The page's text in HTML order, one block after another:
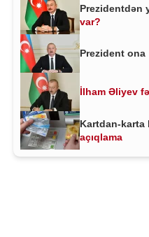
Prezidentdən
var?
Prezident
İlham Əliyev
Kartdan-karta
açıqlama